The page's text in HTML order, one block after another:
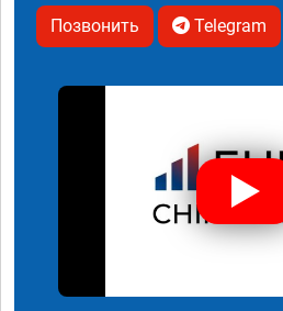
Позвонить Telegram